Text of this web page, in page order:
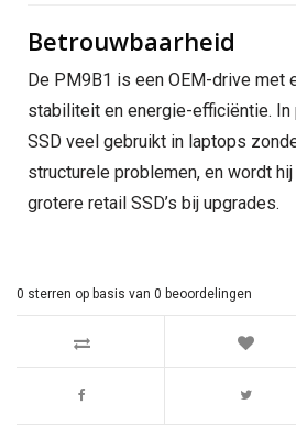
Betrouwbaarheid
De PM9B1 is een OEM-drive met
stabiliteit en energie-efficiëntie.
SSD veel gebruikt in laptops
structurele problemen, en wordt
grotere retail SSD’s bij upgrades.
0 sterren op basis van 0 beoordelingen